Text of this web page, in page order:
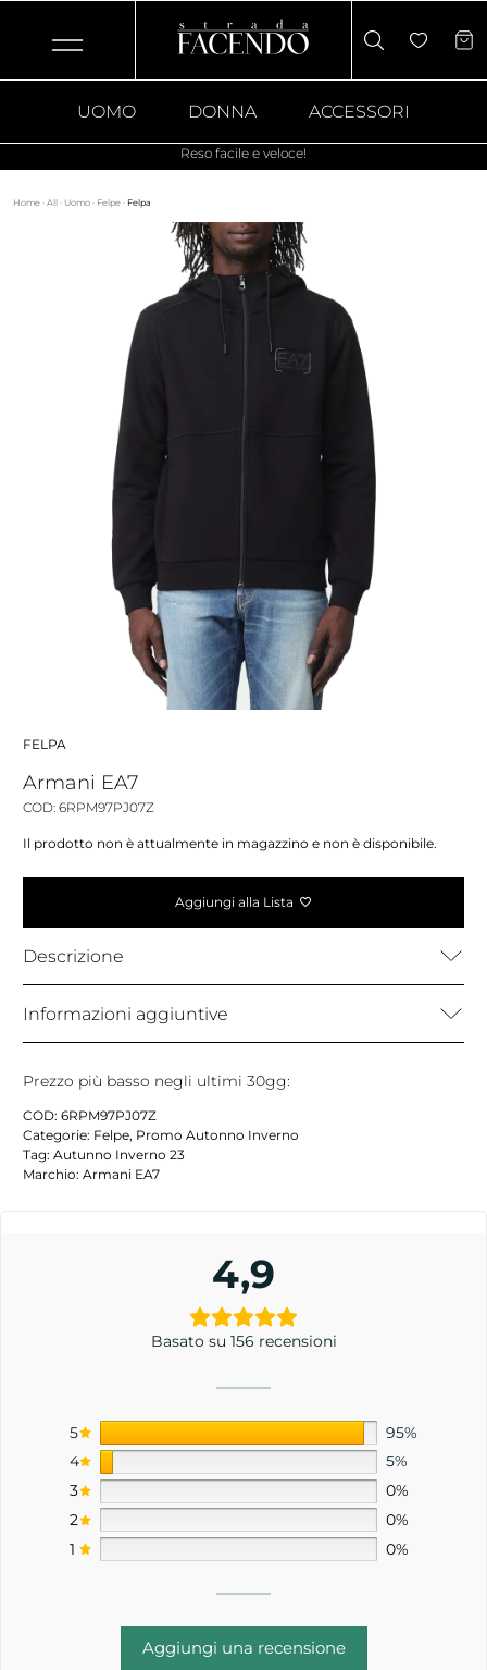
UOMO DONNA ACCESSORI
Reso facile e veloce!
Home · All · Uomo · Felpe · Felpa
FELPA
Armani EA7
COD: 6RPM97PJ07Z
Il prodotto non è attualmente in magazzino e non è disponibile.
Aggiungi alla Lista
Descrizione
Informazioni aggiuntive
Prezzo più basso negli ultimi 30gg:
COD: 6RPM97PJ07Z
Categorie: Felpe, Promo Autonno Inverno
Tag: Autunno Inverno 23
Marchio: Armani EA7
4,9
Basato su 156 recensioni
5
95%
4
5%
3
0%
2
0%
1
0%
Aggiungi una recensione